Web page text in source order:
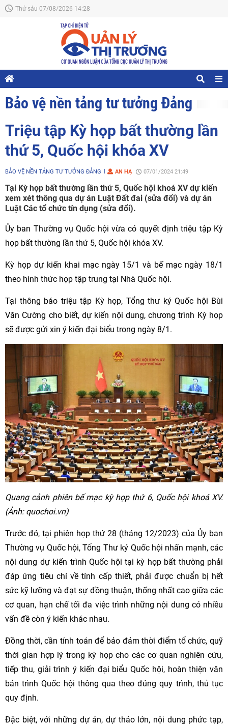
Thứ sáu 07/08/2026 14:28
Bảo vệ nền tảng tư tưởng Đảng
Triệu tập Kỳ họp bất thường lần
thứ 5, Quốc hội khóa XV
BẢO VỆ NỀN TẢNG TƯ TƯỞNG ĐẢNG AN HẠ 07/01/2024 21:49
Tại Kỳ họp bất thường lần thứ 5, Quốc hội khoá XV dự kiến
xem xét thông qua dự án Luật Đất đai (sửa đổi) và dự án
Luật Các tổ chức tín dụng (sửa đổi).
Ủy ban Thường vụ Quốc hội vừa có quyết định triệu tập Kỳ
họp bất thường lần thứ 5, Quốc hội khóa XV.
Kỳ họp dự kiến khai mạc ngày 15/1 và bế mạc ngày 18/1
theo hình thức họp tập trung tại Nhà Quốc hội.
Tại thông báo triệu tập Kỳ họp, Tổng thư ký Quốc hội Bùi
Văn Cường cho biết, dự kiến nội dung, chương trình Kỳ họp
sẽ được gửi xin ý kiến đại biểu trong ngày 8/1.
Quang cảnh phiên bế mạc kỳ họp thứ 6, Quốc hội khoá XV.
(Ảnh: quochoi.vn)
Trước đó, tại phiên họp thứ 28 (tháng 12/2023) của Ủy ban
Thường vụ Quốc hội, Tổng Thư ký Quốc hội nhấn mạnh, các
nội dung dự kiến trình Quốc hội tại kỳ họp bất thường phải
đáp ứng tiêu chí về tính cấp thiết, phải được chuẩn bị hết
sức kỹ lưỡng và đạt sự đồng thuận, thống nhất cao giữa các
cơ quan, hạn chế tối đa việc trình những nội dung có nhiều
vấn đề còn ý kiến khác nhau.
Đồng thời, cần tính toán để bảo đảm thời điểm tổ chức, quỹ
thời gian hợp lý trong kỳ họp cho các cơ quan nghiên cứu,
tiếp thu, giải trình ý kiến đại biểu Quốc hội, hoàn thiện văn
bản trình Quốc hội thông qua theo đúng quy trình, thủ tục
quy định.
Đặc biệt, với những dự án, dự thảo lớn, nội dung phức tạp,